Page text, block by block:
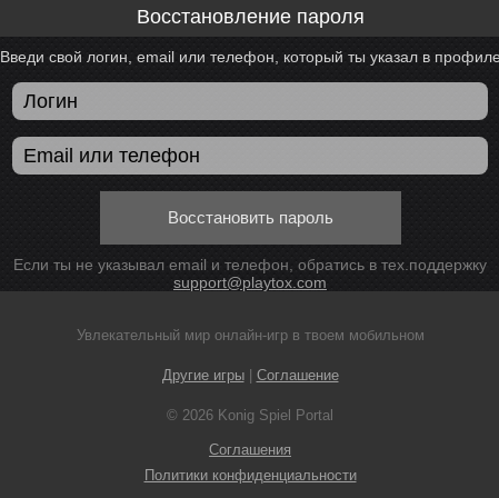
Восстановление пароля
Введи свой логин, email или телефон, который ты указал в
Восстановить пароль
Если ты не указывал email и телефон, обратись в тех.поддержку
support@playtox.com
Увлекательный мир онлайн-игр в твоем мобильном
Другие игры| Соглашение
© 2026 Konig Spiel Portal
Соглашения
Политики конфиденциальности